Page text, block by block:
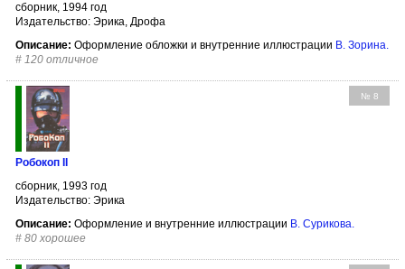
сборник, 1994 год
Издательство: Эрика, Дрофа
Описание: Оформление обложки и внутренние иллюстрации В. Зорина.
# 120 отличное
№ 8
Робокоп II
сборник, 1993 год
Издательство: Эрика
Описание: Оформление и внутренние иллюстрации В. Сурикова.
# 80 хорошее